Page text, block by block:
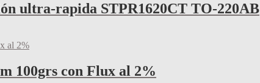
ultra-rapida STPR1620CT TO-220AB
100grs con Flux al 2%